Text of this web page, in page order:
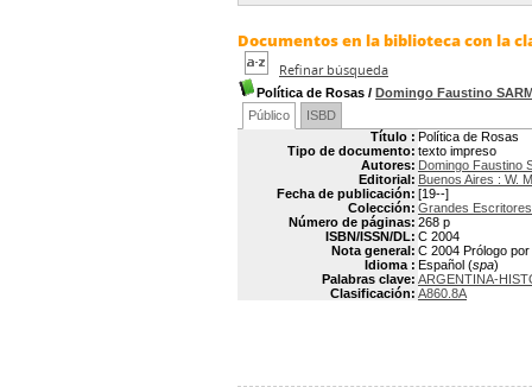
Documentos en la biblioteca con la
Refinar búsqueda
Política de Rosas / Domingo Faustino
Público
ISBD
Título : Política de Rosas
Tipo de documento: texto impreso
Autores: Domingo Faustino
Editorial: Buenos Aires : W.
Fecha de publicación: [19--]
Colección: Grandes
Número de páginas: 268 p
ISBN/ISSN/DL: C 2004
Nota general: C 2004 Prólogo
Idioma : Español (spa)
Palabras clave: ARGENTINA-
Clasificación: A860.8A